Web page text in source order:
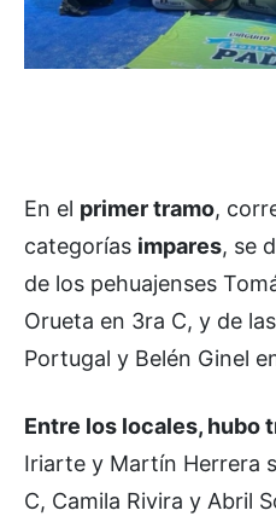
En el primer tramo,
categorías impares, se
de los pehuajenses
Orueta en 3ra C, y de
Portugal y Belén Ginel
Entre los locales, hubo
Iriarte y Martín Herrera
C, Camila Rivira y Abril